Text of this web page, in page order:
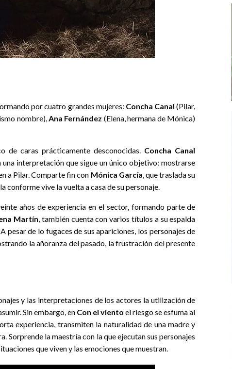
por cuatro grandes mujeres: Concha Canal (Pilar,
nombre),Ana Fernández (Elena, hermana de Mónica)
de caras prácticamente desconocidas. Concha Canal
interpretación que sigue un único objetivo: mostrarse
a Pilar. Comparte fin con Mónica García, que traslada su
vive la vuelta a casa de su personaje.
años de experiencia en el sector, formando parte de
Martín, también cuenta con varios títulos a su espalda
pesar de lo fugaces de sus apariciones, los personajes de
la añoranza del pasado, la frustración del presente
y las interpretaciones de los actores la utilización de
Sin embargo, en Con el viento el riesgo se esfuma al
experiencia, transmiten la naturalidad de una madre y
Sorprende la maestría con la que ejecutan sus personajes
que viven y las emociones que muestran.